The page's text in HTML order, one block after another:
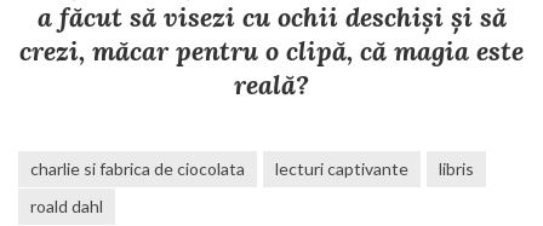
a făcut să visezi cu ochii deschiși și să
crezi, măcar pentru o clipă, că magia este
reală?
charlie si fabrica de ciocolata lecturi captivante
libris
roald dahl